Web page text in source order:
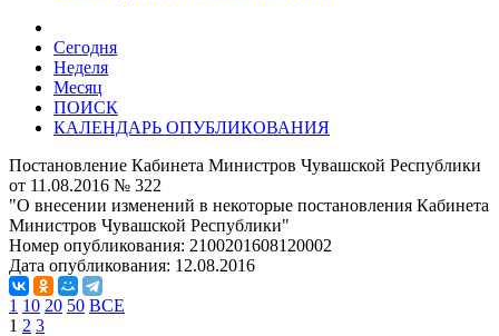
Сегодня
Неделя
Месяц
ПОИСК
КАЛЕНДАРЬ ОПУБЛИКОВАНИЯ
Постановление Кабинета Министров Чувашской Республики
от 11.08.2016 № 322
"О внесении изменений в некоторые постановления Кабинета
Министров Чувашской Республики"
Номер опубликования: 2100201608120002
Дата опубликования: 12.08.2016
1 10 20 50 ВСЕ
1 2 3